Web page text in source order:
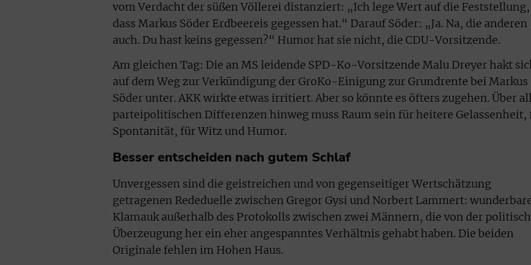
vom Verdacht der süßen Völlerei distanziert: „Ich lege Wert auf die Feststellung,
dass Markus Söder Erdbeereis gegessen hat.“ Darauf Söder: „Ja. Na, die anderen
auch. Du hast keins gegessen?“ Humor hat sie nicht, die CDU-Vorsitzende.
Am gleichen Tag: Die an MS leidende SPD-Ko-Vorsitzende Malu Dreyer hakt
auf dem Weg zur Verkündigung der GroKo-Einigung zur Grundrente bei Markus
Söder unter. AKK wirkte etwas irritiert. Aber so könnte es öfters zugehen. Über
parteipolitischen Differenzen hinweg muss Raum sein für heitere Gelassenheit,
Spontanität, für Witz und Humor.
Besser entscheiden nach gutem Schlaf
Unvergessen sind die geistreichen und von gegenseitiger Wertschätzung
getragenen Rededuelle zwischen Gregor Gysi und Norbert Lammert:
Klamauk außerhalb des Protokolls zwischen zwei Männern, die von der
Überzeugung her ein eher angespanntes Verhältnis gehabt haben. Die beiden
Originale fehlen im Hohen Haus.